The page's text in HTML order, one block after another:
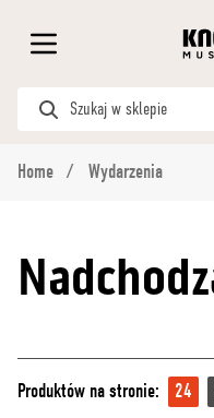
Home Wydarzenia
Produktów na stronie: 24